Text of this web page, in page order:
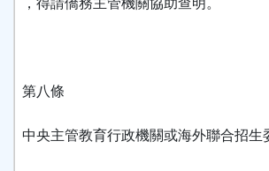
，得請僑務主管機關協助查明。
第八條
中央主管教育行政機關或海外聯合招